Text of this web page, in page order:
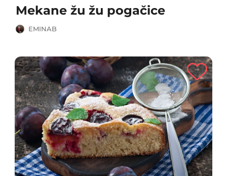
Mekane žu žu pogačice
EMINAB